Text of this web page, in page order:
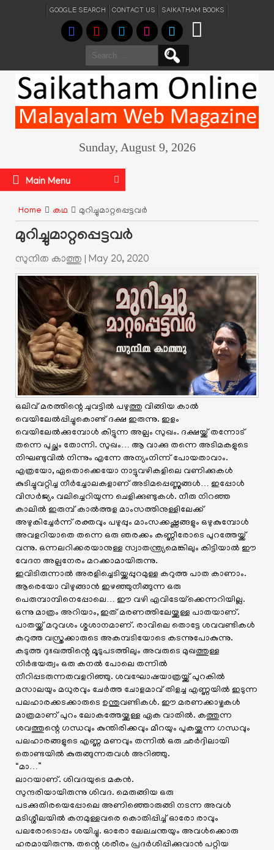
GOOGLE SEARCH CONTACT US SAIKATHAM BOOKS
Search
for:
Sunday, August 9, 2026
Main Menu
Home കഥ മുറിച്ചുമാറ്റപ്പെട്ടവർ
മുറിച്ചുമാറ്റപ്പെട്ടവർ
സുനിത കാത്തു | May 20, 2020
ഒലിവ് മരത്തിന്റെ ചുവട്ടിൽ പഴുത്തു വിങ്ങിയ കാൽ
വെയിലേൽപ്പിച്ചുകൊണ്ട് ദക്ഷ ഇരുന്നു. ഇളം
വെയിലേൽക്കുമ്പോൾ കിട്ടുന്ന അല്പം സുഖം. ദക്ഷയ്ക്ക് തന്നോട്
തന്നെ പുച്ഛം തോന്നി. സുഖം… ആ വാക്കു തന്നെ അടിമകളുടെ
നിഘണ്ടുവിൽ നിന്നും എന്നേ അന്യംനിന്ന് പോയതാവാം.
എത്രയോ, ഏതൊക്കെയോ നാട്ടുവഴികളിലെ വണിക്കുകൾ
കുടിച്ചുവറ്റിച്ച നീർച്ചോലകളാണ് അടിമപ്പെണ്ണുങ്ങൾ… ഇപ്പോൾ
വിസർജ്യം വലിച്ചെറിയുന്ന ചെളിക്കുണ്ടുകൾ. നീരു നിറഞ്ഞ
കാലിൽ ഇരുമ്പ് കാൽത്തള മാംസത്തിനുള്ളിലേക്ക്
അഴുകിച്ചേർന്ന് രക്തവും പഴുപ്പും മാംസക്കഷ്ണങ്ങളും ഒഴുകുമ്പോൾ
അവളറിയാതെ തന്നെ ഒരു ഞരക്കം കണ്ണീരോടെ പുറത്തേയ്ക്ക്
വന്നു. ഒന്നലറിക്കരയാനുള്ള സ്വാതന്ത്ര്യമെങ്കിലും കിട്ടിയാൽ ഈ
വേദന അല്പനേരം മറക്കാമായിരുന്നു.
ഇവിടിരുന്നാൽ അരളിച്ചെടിയ്ക്കപ്പുറമുള്ള കറുത്ത പാത കാണാം.
ആരെയോ വിഴുങ്ങാൻ ഇഴഞ്ഞുനീങ്ങുന്ന ഒരു
പെരുമ്പാമ്പിനെപ്പോലെ… ഈ വഴി എവിടേയ്‌ക്കെന്നറിയില്ല.
ഒന്നു മാത്രം അറിയാം, ഇത് മരണത്തിലേയ്ക്കുള്ള പാതയാണ്.
പാതയ്ക്ക് മറുവശം ശ്മശാനമാണ്. രാവിലെ തൊട്ടേ ശവവണ്ടികൾ
കറുത്ത വസ്ത്രക്കാരുടെ അകമ്പടിയോടെ കടന്നുപോകുന്നു.
കടുത്ത ദുഃഖത്തിന്റെ മൂടുപടത്തിലും അവരുടെ മുഖത്തുള്ള
നിർഭയത്വം ഒരു കനൽ പോലെ തന്നിൽ
നീറിപ്പടരുന്നതവളറിഞ്ഞു. ശവഘോഷയാത്രയ്ക്ക് പുറകിൽ
മസാലയും മധുരവും ചേർത്ത ചോളമാവ് തിളച്ച എണ്ണയിൽ ഇടുന്ന
പലഹാരക്കടക്കാരുടെ ഉന്തുവണ്ടികൾ. ഈ മരണക്കാഴ്ചകൾ
മാത്രമാണ് പുറം ലോകത്തേയ്ക്കുള്ള ഏക വാതിൽ. കത്തുന്ന
ശവത്തുന്റെ ഗന്ധവും കുന്തിരിക്കവും മീറയും പുകയ്ക്കുന്ന ഗന്ധവും
പലഹാരങ്ങളുടെ എണ്ണ മണവും തന്നിൽ ഒരു ഛർദ്ദിലായി
തൊണ്ടയിൽ കുരുങ്ങുന്നതവൾ അറിഞ്ഞു.
“മാ…”
ലാറയാണ്. ശിവദയുടെ മകൻ.
സുന്ദരിയായിരുന്നു ശിവദ. മെരുങ്ങിയ ഒരു
പടക്കുതിരയെപ്പോലെ അണിഞ്ഞൊരുങ്ങി നടന്ന അവൾ
മടിശ്ശീലയിൽ കനമുള്ളവരെ കൊതിപ്പിച്ച് ഓരോ രാവും
പലരോടൊപ്പം ശയിച്ചു. ഓരോ ലേലചന്തയും അവൾക്കൊരു
ഹരമായിരുന്നു. തന്റെ ശരീരം പ്രദർശിപ്പിക്കുവാൻ പറ്റിയ